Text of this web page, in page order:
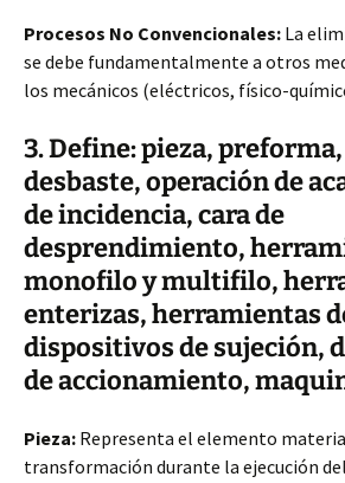
Procesos No Convencionales: La
se debe fundamentalmente a otros
los mecánicos (eléctricos, físico-
3. Define: pieza,
desbaste, operación de
de incidencia, cara de
desprendimiento,
monofilo y multifilo,
enterizas, herramientas
dispositivos de sujeción,
de accionamiento,
Pieza: Representa el elemento
transformación durante la ejecución